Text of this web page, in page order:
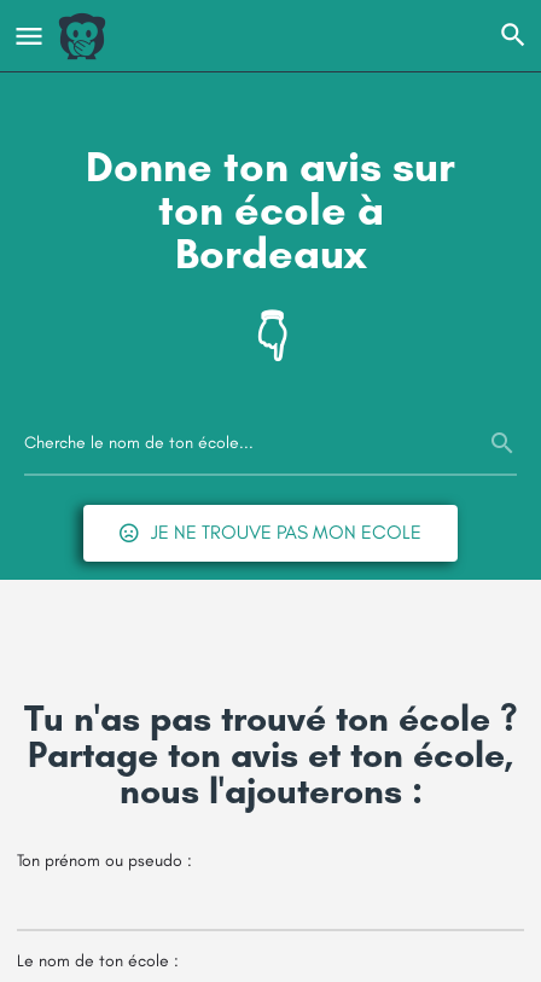
Donne ton avis sur
ton école à
Bordeaux
👇
JE NE TROUVE PAS MON ECOLE
Tu n'as pas trouvé ton école ?
Partage ton avis et ton école,
nous l'ajouterons :
Ton prénom ou pseudo :
Le nom de ton école :